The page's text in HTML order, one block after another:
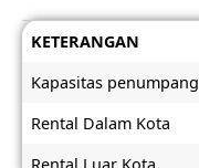
KETERANGAN
Kapasitas penumpang
Rental Dalam Kota